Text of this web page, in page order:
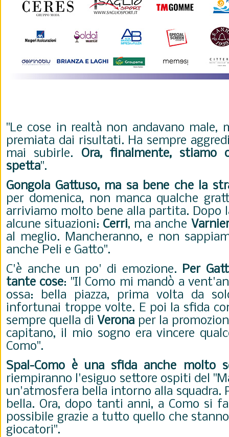
"Le cose in realtà non andavano male,
premiata dai risultati. Ha sempre
mai subirle. Ora, finalmente, stiamo
spetta".
Gongola Gattuso, ma sa bene che la
per domenica, non manca qualche
arriviamo molto bene alla partita. Dopo
alcune situazioni: Cerri, ma anche
al meglio. Mancheranno, e non
anche Peli e Gatto".
C'è anche un po' di emozione. Per
tante cose: "Il Como mi mandò a
ossa: bella piazza, prima volta da
infortunai troppe volte. E poi la sfida
sempre quella di Verona per la
capitano, il mio sogno era vincere
Como".
Spal-Como è una sfida anche molto
riempiranno l'esiguo settore ospiti del
un'atmosfera bella intorno alla squadra.
bella. Ora, dopo tanti anni, a Como si
possibile grazie a tutto quello che
giocatori".